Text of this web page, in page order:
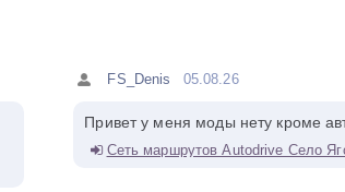
FS_Denis 05.08.26
Привет у меня моды нету кроме
Сеть маршрутов Autodrive Село